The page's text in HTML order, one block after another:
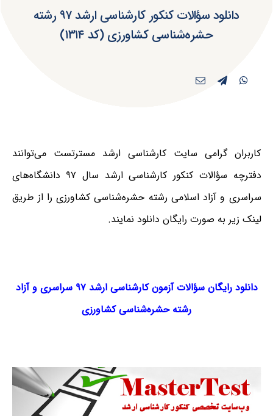
دانلود سؤالات کنکور کارشناسی ارشد ۹۷ رشته
حشره‌شناسی کشاورزی (کد ۱۳۱۴)
کاربران گرامی سایت کارشناسی ارشد مسترتست می‌توانند
دفترچه سؤالات کنکور کارشناسی ارشد سال ۹۷ دانشگاه‌های
سراسری و آزاد اسلامی رشته حشره‌شناسی کشاورزی را از طریق
لینک‌ زیر به صورت رایگان دانلود نمایند.
دانلود رایگان سؤالات آزمون کارشناسی ارشد ۹۷ سراسری و آزاد
رشته حشره‌شناسی کشاورزی